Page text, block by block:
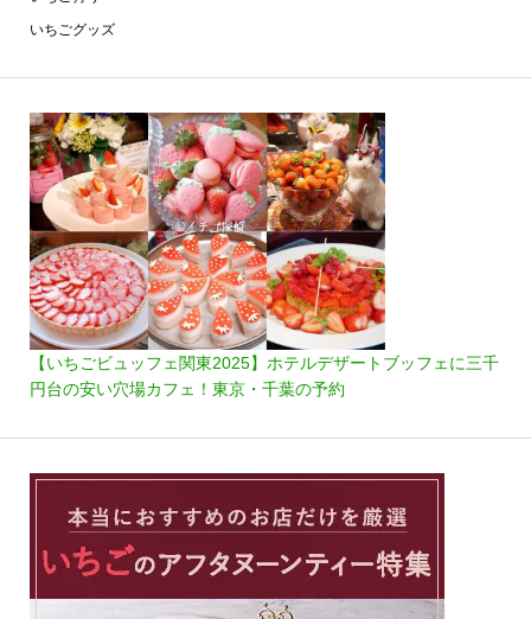
いちごグッズ
【いちごビュッフェ関東2025】ホテルデザートブッフェに三千
円台の安い穴場カフェ！東京・千葉の予約